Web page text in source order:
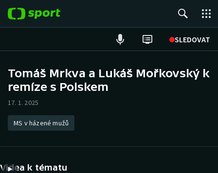
SLEDOVAT
Hokej
Atletika
Tomáš Mrkva a Lukáš Mořkovský k
remíze s Polskem
17. 1. 2025
MS v házené mužů
Videa k tématu